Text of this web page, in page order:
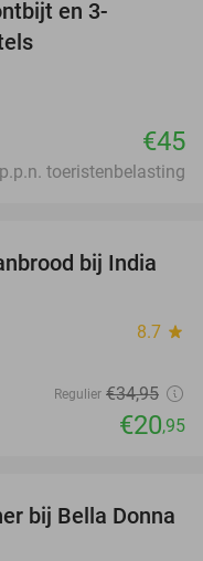
en 3-
€45
toeristenbelasting
40%
bij India
8.7 star
Regulier €34,95
€20,95
35%
bij Bella Donna